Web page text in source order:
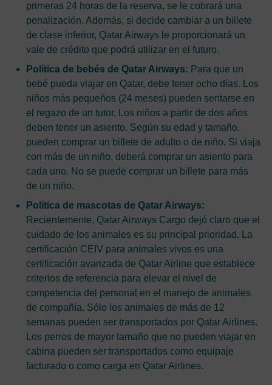
primeras 24 horas de la reserva, se le cobrará una
penalización. Además, si decide cambiar a un billete
de clase inferior, Qatar Airways le proporcionará un
vale de crédito que podrá utilizar en el futuro.
Política de bebés de Qatar Airways: Para que un
bebé pueda viajar en Qatar, debe tener ocho días. Los
niños más pequeños (24 meses) pueden sentarse en
el regazo de un tutor. Los niños a partir de dos años
deben tener un asiento. Según su edad y tamaño,
pueden comprar un billete de adulto o de niño. Si viaja
con más de un niño, deberá comprar un asiento para
cada uno. No se puede comprar un billete para más
de un niño.
Política de mascotas de Qatar Airways:
Recientemente, Qatar Airways Cargo dejó claro que el
cuidado de los animales es su principal prioridad. La
certificación CEIV para animales vivos es una
certificación avanzada de Qatar Airline que establece
criterios de referencia para elevar el nivel de
competencia del personal en el manejo de animales
de compañía. Sólo los animales de más de 12
semanas pueden ser transportados por Qatar Airlines.
Los perros de mayor tamaño que no pueden viajar en
cabina pueden ser transportados como equipaje
facturado o como carga en Qatar Airlines.